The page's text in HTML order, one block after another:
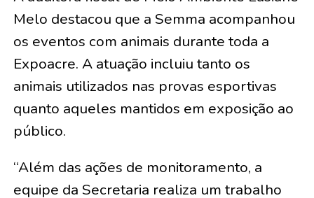
Melo destacou que a Semma acompanhou
os eventos com animais durante toda a
Expoacre. A atuação incluiu tanto os
animais utilizados nas provas esportivas
quanto aqueles mantidos em exposição ao
público.
“Além das ações de monitoramento, a
equipe da Secretaria realiza um trabalho